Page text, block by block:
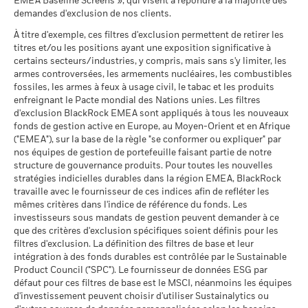
Les chiffres indiqués se rapportent aux performances
passées.Les performances passées ne sont pas un indicateur
fiable des performances futures. Les marchés pourraient
évoluer très différemment. Ceci peut vous aider à évaluer la
façon dont le fonds a été géré dans le passé
La performance est indiquée sur la base de la Valeur nette
d’inventaire (VNI), avec le revenu brut réinvesti le cas échéant.
Le rendement de votre investissement peut augmenter ou
diminuer en raison des fluctuations des devises si votre
investissement est effectué dans une devise autre que celle
utilisée dans le calcul des performances passées. Source :
Blackrock
Favorable
Rendement annuel moyen
Le scénario de tension montre ce que vous pourriez obtenir
dans des situations de marché extrêmes.
Pointage de qualité ESG
MSCI (0-10)
au 17/juil./2026
Classification mondiale des
fonds selon Lipper
au 17/juil./2026
Equity China
Moyenne pondérée de
l'intensité carbone MSCI
(tonnes de CO2e/M$ de
ventes)
au 17/juil./2026
% des avoirs à l'égard
desquels des données ESG
au 17/juil./2026
84,03
Pointage de qualité ESG
MSCI - centile par rapport aux
pairs
au 17/juil./2026
67,14
Fonds dans le groupe de
pairs
1 479
au 30/juin/2026
MSCI - Charbon thermique
au 30/juin/2026
0,00%
MSCI - Sables bitumineux
au 30/juin/2026
0,00%
Données sur la
participation aux secteurs
d'activité
au 30/juin/2026
99,16%
Pourcentage des avoirs du
fonds à l'égard desquels
des données ne sont pas
disponibles
au 30/juin/2026
L'exposition de BlackRock aux secteurs d'activité, telle qu'elle
est indiquée ci-dessus, pour le charbon thermique et les
sables bitumineux, est calculée et déclarée pour les
Sustainability related disclosure -
CHOPS_AGG (fr)
BlackRock Global Funds - Prospectus (French
- France)
BlackRock Global Funds - Prospectus
(English)
BlackRock Global Funds - Prospectus (French
- Belgium^France)
BlackRock Global Funds - Prospectus -
Addendum (French - France)
demandes d'exclusion de nos clients.
À titre d'exemple, ces filtres d'exclusion permettent de retirer les
titres et/ou les positions ayant une exposition significative à
certains secteurs/industries, y compris, mais sans s'y limiter, les
armes controversées, les armements nucléaires, les combustibles
fossiles, les armes à feux à usage civil, le tabac et les produits
enfreignant le Pacte mondial des Nations unies. Les filtres
d'exclusion BlackRock EMEA sont appliqués à tous les nouveaux
fonds de gestion active en Europe, au Moyen-Orient et en Afrique
("EMEA"), sur la base de la règle "se conformer ou expliquer" par
nos équipes de gestion de portefeuille faisant partie de notre
structure de gouvernance produits. Pour toutes les nouvelles
stratégies indicielles durables dans la région EMEA, BlackRock
travaille avec le fournisseur de ces indices afin de refléter les
mêmes critères dans l'indice de référence du fonds. Les
investisseurs sous mandats de gestion peuvent demander à ce
que des critères d'exclusion spécifiques soient définis pour les
filtres d'exclusion. La définition des filtres de base et leur
intégration à des fonds durables est contrôlée par le Sustainable
Product Council ("SPC"). Le fournisseur de données ESG par
défaut pour ces filtres de base est le MSCI, néanmoins les équipes
d'investissement peuvent choisir d'utiliser Sustainalytics ou